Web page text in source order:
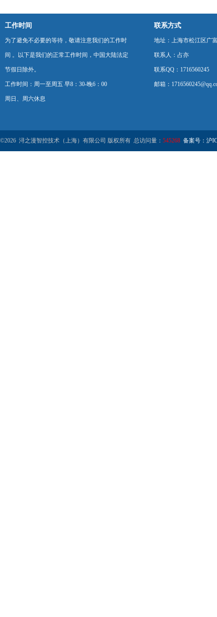
工作时间
为了避免不必要的等待，敬请注意我们的工作时
间 。以下是我们的正常工作时间，中国大陆法定
节假日除外。
工作时间：周一至周五 早8：30-晚6：00
周日、周六休息
联系方式
地址：上海市松江区广
联系人：占亦
联系QQ：1716560245
邮箱：
©2026 浔之漫智控技术（上海）有限公司 版权所有 总访问量： 545268 备案号：沪